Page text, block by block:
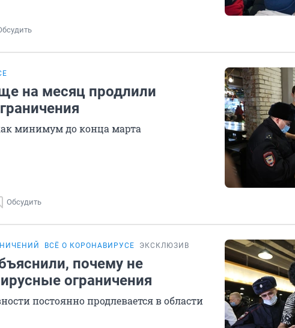
на месяц продлили
минимум до конца марта
Обсудить
ВСЁ О КОРОНАВИРУСЕ ЭКСКЛЮЗИВ
почему не
ограничения
постоянно продлевается в области